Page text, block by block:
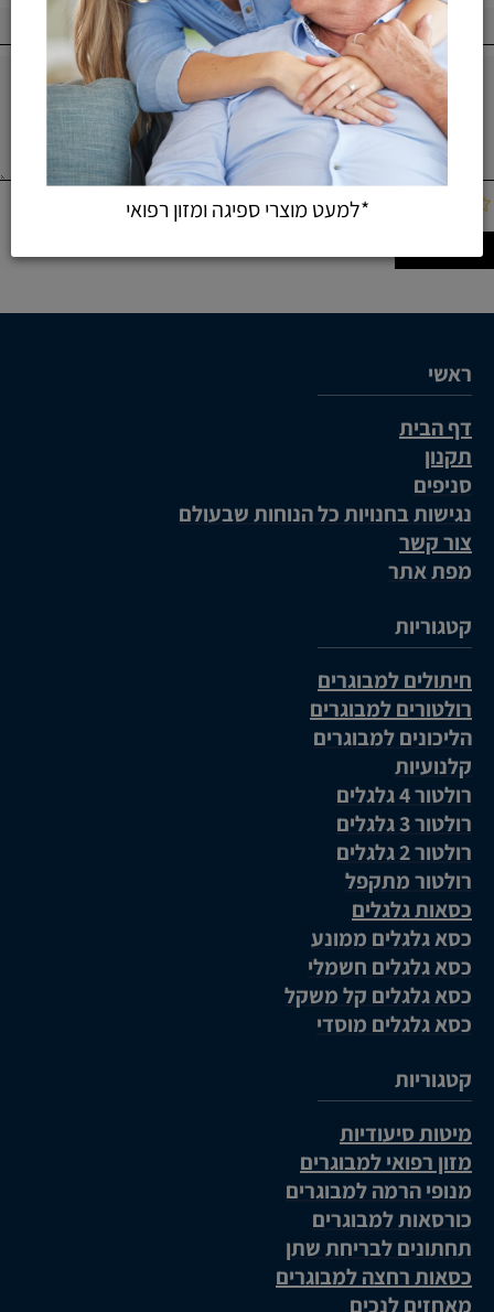
ראשי
דף הבית
תקנון
סניפים
נגישות בחנויות כל הנוחות שבעולם
צור קשר
מפת אתר
קטגוריות
חיתולים למבוגרים
רולטורים למבוגרים
הליכונים למבוגרים
קלנועיות
רולטור 4 גלגלים
רולטור 3 גלגלים
רולטור 2 גלגלים
רולטור מתקפל
כסאות גלגלים
כסא גלגלים ממונע
כסא גלגלים חשמלי
כסא גלגלים קל משקל
כסא גלגלים מוסדי
קטגוריות
מיטות סיעודיות
מזון רפואי למבוגרים
מנופי הרמה למבוגרים
כורסאות למבוגרים
תחתונים לבריחת שתן
כסאות רחצה למבוגרים
מאחזים לנכים
*למעט מוצרי ספיגה ומזון רפואי